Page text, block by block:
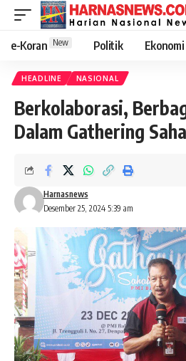
e-Koran New Politik
HEADLINE NASIONAL
Berkolaborasi,
Dalam Gathering
Desember 25, 2024 5:39 am
Harnasnews